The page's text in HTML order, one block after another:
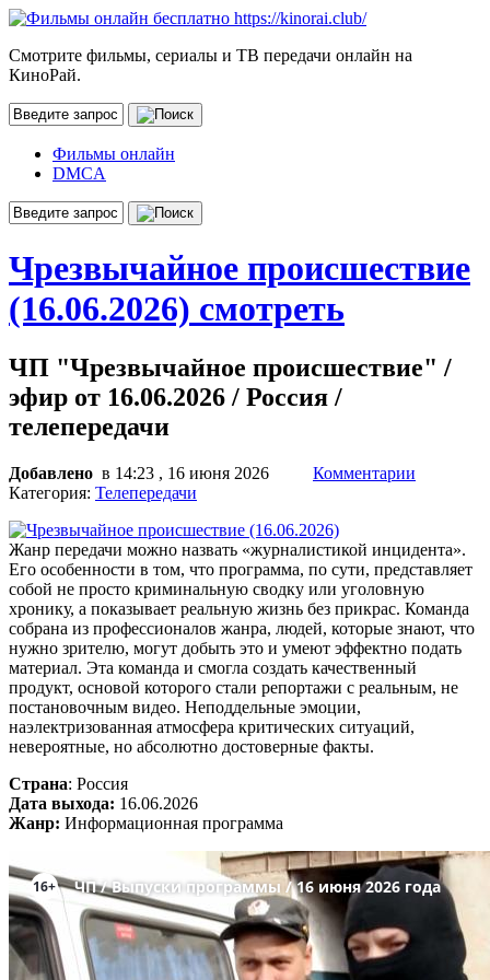
Смотрите фильмы, сериалы и ТВ передачи онлайн на
КиноРай.
Фильмы онлайн
DMCA
Чрезвычайное происшествие
(16.06.2026) смотреть
ЧП "Чрезвычайное происшествие" /
эфир от 16.06.2026 / Россия /
телепередачи
Добавлено в 14:23 , 16 июня 2026
Комментарии
Категория: Телепередачи
Жанр передачи можно назвать «журналистикой инцидента».
Его особенности в том, что программа, по сути, представляет
собой не просто криминальную сводку или уголовную
хронику, а показывает реальную жизнь без прикрас. Команда
собрана из профессионалов жанра, людей, которые знают, что
нужно зрителю, могут добыть это и умеют эффектно подать
материал. Эта команда и смогла создать качественный
продукт, основой которого стали репортажи с реальным, не
постановочным видео. Неподдельные эмоции,
наэлектризованная атмосфера критических ситуаций,
невероятные, но абсолютно достоверные факты.
Страна: Россия
Дата выхода: 16.06.2026
Жанр: Информационная программа